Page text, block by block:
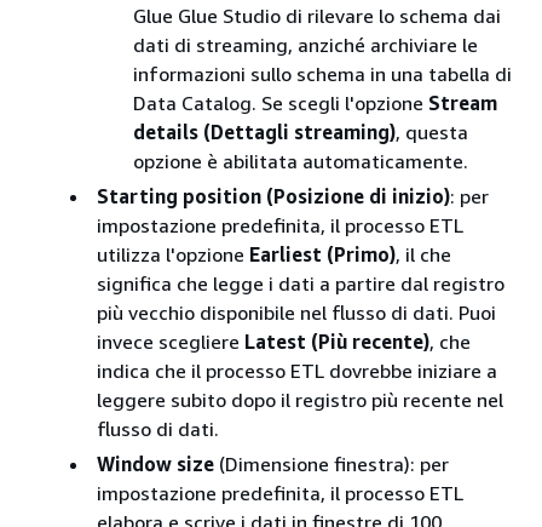
Glue Glue Studio di rilevare lo schema dai
dati di streaming, anziché archiviare le
informazioni sullo schema in una tabella di
Data Catalog. Se scegli l'opzione Stream
details (Dettagli streaming), questa
opzione è abilitata automaticamente.
Starting position (Posizione di inizio): per
impostazione predefinita, il processo ETL
utilizza l'opzione Earliest (Primo), il che
significa che legge i dati a partire dal registro
più vecchio disponibile nel flusso di dati. Puoi
invece scegliere Latest (Più recente), che
indica che il processo ETL dovrebbe iniziare a
leggere subito dopo il registro più recente nel
flusso di dati.
Window size (Dimensione finestra): per
impostazione predefinita, il processo ETL
elabora e scrive i dati in finestre di 100